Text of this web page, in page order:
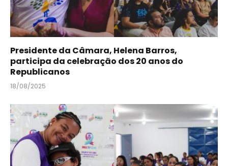
Presidente da Câmara, Helena Barros,
participa da celebração dos 20 anos do
Republicanos
18/08/2025